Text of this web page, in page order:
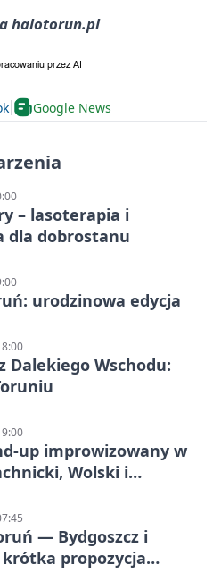
halotorun.pl
Google News
– lasoterapia i
dla dobrostanu
urodzinowa edycja
Dalekiego Wschodu:
up improwizowany w
Wolski i
— Bydgoszcz i
krótka propozycja